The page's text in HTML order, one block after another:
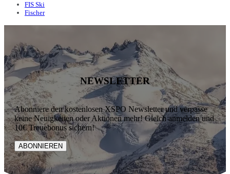
FIS Ski
Fischer
NEWSLETTER
Abonniere den kostenlosen XSPO Newsletter und verpasse
keine Neuigkeiten oder Aktionen mehr! Gleich anmelden und
10€ Treuebonus sichern!
ABONNIEREN